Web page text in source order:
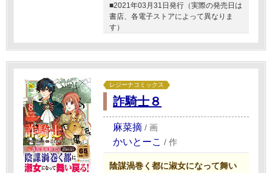
■2021年03月31日発行（実際の発売日は
書店、各電子ストアによって異なりま
す）
レジーナコミックス
詐騎士８
麻菜摘 / 画
かいとーこ / 作
陰謀渦巻く都に淑女になって舞い